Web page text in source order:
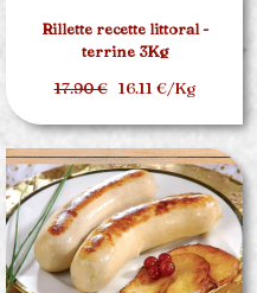
Rillette recette littoral -
terrine 3Kg
17.90 €16.11 €/Kg